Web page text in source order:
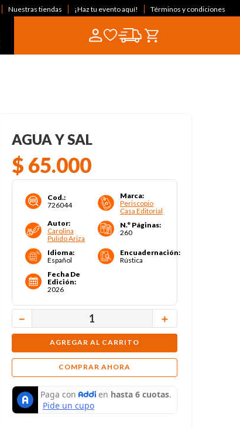
Nuestras tiendas ¡Haz tu evento aquí! Términos y condiciones
AGUA Y SAL
$ 65.000
Cod.:
726044
Marca:
Periscopio
Casa Editorial
Autor:
Carolina
Pulido Ariza
N.° Páginas:
260
Idioma:
Español
Encuadernación:
Rústica
Fecha De
Edición:
2026
＋
－
AGREGAR AL CARRITO
COMPRAR AHORA